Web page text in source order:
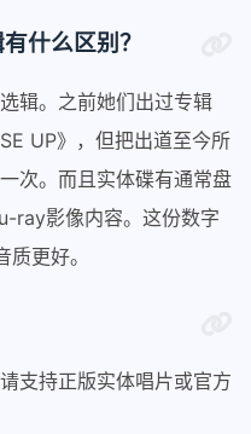
什么区别？
辑。之前她们出过专辑
UP》，但把出道至今所
次。而且实体碟有通常盘
ray影像内容。这份数字
更好。
支持正版实体唱片或官方